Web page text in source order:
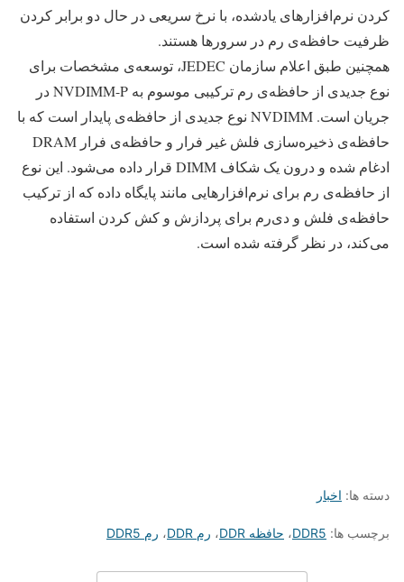
کردن نرم‌افزارهای یادشده، با نرخ سریعی در حال دو برابر کردن
ظرفیت حافظه‌ی رم در سرورها هستند.
همچنین طبق اعلام سازمان JEDEC، توسعه‌ی مشخصات برای
نوع جدیدی از حافظه‌ی رم ترکیبی موسوم به NVDIMM-P در
جریان است. NVDIMM نوع جدیدی از حافظه‌ی پایدار است که با
حافظه‌ی ذخیره‌سازی فلش غیر فرار و حافظه‌ی فرار DRAM
ادغام شده و درون یک شکاف DIMM قرار داده می‌شود. این نوع
از حافظه‌ی رم برای نرم‌افزارهایی مانند پایگاه داده که از ترکیب
حافظه‌ی فلش و دی‌رم برای پردازش و کش کردن استفاده
می‌کند، در نظر گرفته شده است.
دسته ها: اخبار
برچسب ها: DDR5، حافظه DDR ، رم DDR ، رم DDR5